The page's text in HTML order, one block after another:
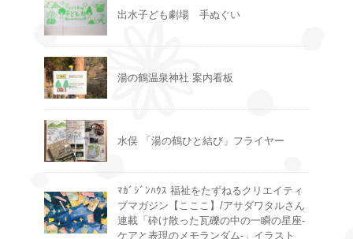
出水子ども劇場 手ぬぐい
湯の鶴温泉神社 案内看板
水俣 「湯の鶴ひと結び」フライヤー
ﾏｶﾞｼﾞﾝﾊｳｽ 福祉をたずねるクリエイティ
ブマガジン【こここ】/アサダワタルさん
連載「砕け散った瓦礫の中の一瞬の星座-
ケアと表現のメモランダム-」イラスト